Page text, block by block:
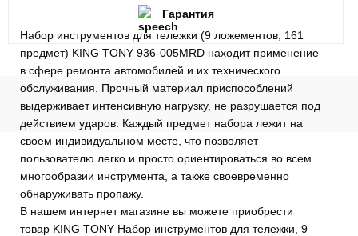
Набор инструментов для тележки (9 ложементов, 161
предмет) KING TONY 936-005MRD находит применение
в сфере ремонта автомобилей и их технического
обслуживания. Прочный материал приспособлений
выдерживает интенсивную нагрузку, не разрушается под
действием ударов. Каждый предмет набора лежит на
своем индивидуальном месте, что позволяет
пользователю легко и просто ориентироваться во всем
многообразии инструмента, а также своевременно
обнаруживать пропажу.
В нашем интернет магазине вы можете приобрести
товар KING TONY Набор инструментов для тележки, 9
Гарантия